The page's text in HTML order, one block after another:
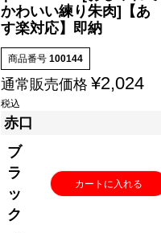
かわいい練り朱肉]【あ
す楽対応】即納
商品番号 100144
通常販売価格 ¥2,024
税込
赤口
ブ
ラ
ッ
ク
カートに入れる